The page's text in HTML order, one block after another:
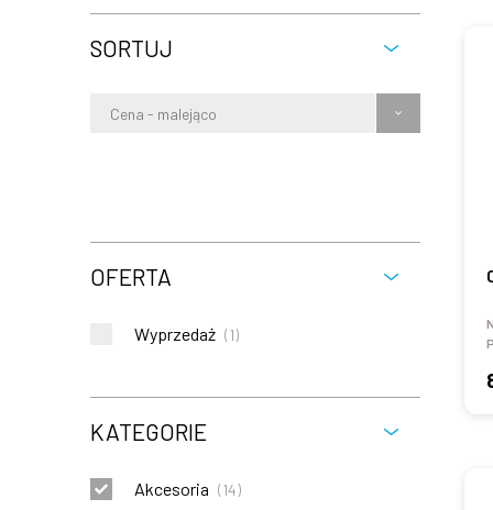
SORTUJ
Cena - malejąco
OFERTA
Wyprzedaż (1)
KATEGORIE
Akcesoria (14)